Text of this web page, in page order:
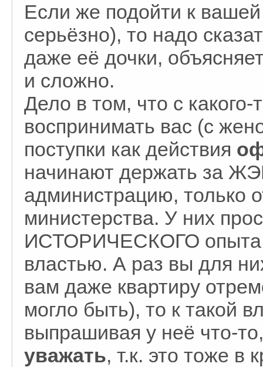
Если же подойти к
серьёзно), то надо
даже её дочки,
и сложно.
Дело в том, что с какого-
воспринимать вас (с
поступки как действия
начинают держать за
администрацию, только
министерства. У них
ИСТОРИЧЕСКОГО опыта
властью. А раз вы для
вам даже квартиру
могло быть), то к такой
выпрашивая у неё что-
уважать, т.к. это тоже в